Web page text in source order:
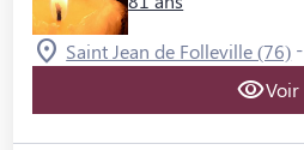
Saint Jean de Folleville (76) -
Voir